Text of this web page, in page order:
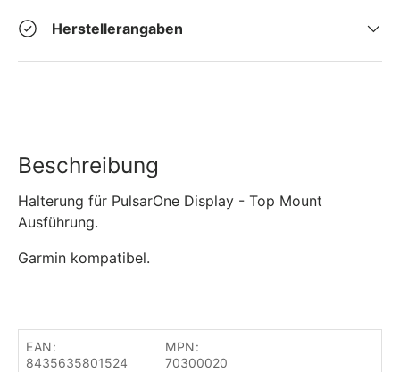
Herstellerangaben
Beschreibung
Halterung für PulsarOne Display - Top Mount
Ausführung.
Garmin kompatibel.
EAN:
8435635801524
MPN:
70300020